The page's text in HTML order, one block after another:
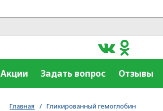
Акции Задать вопрос Отзывы
Главная / Гликированный гемоглобин